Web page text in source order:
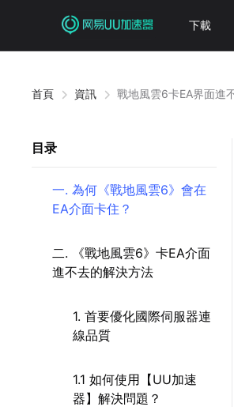
下載
首頁 資訊 戰地風雲6卡EA界面進
目录
一. 為何《戰地風雲6》會在
EA介面卡住？
二. 《戰地風雲6》卡EA介面
進不去的解決方法
1. 首要優化國際伺服器連
線品質
1.1 如何使用【UU加速
器】解決問題？